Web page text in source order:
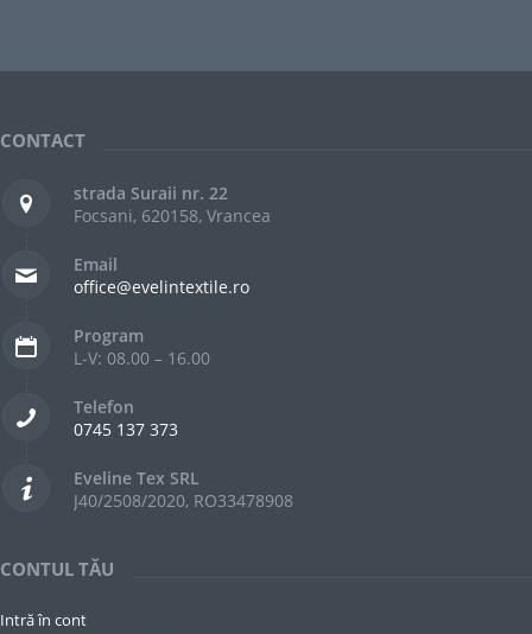
CONTACT
strada Suraii nr. 22
Focsani, 620158, Vrancea
Email
office@evelintextile.ro
Program
L-V: 08.00 – 16.00
Telefon
0745 137 373
Eveline Tex SRL
J40/2508/2020, RO33478908
CONTUL TĂU
Intră în cont